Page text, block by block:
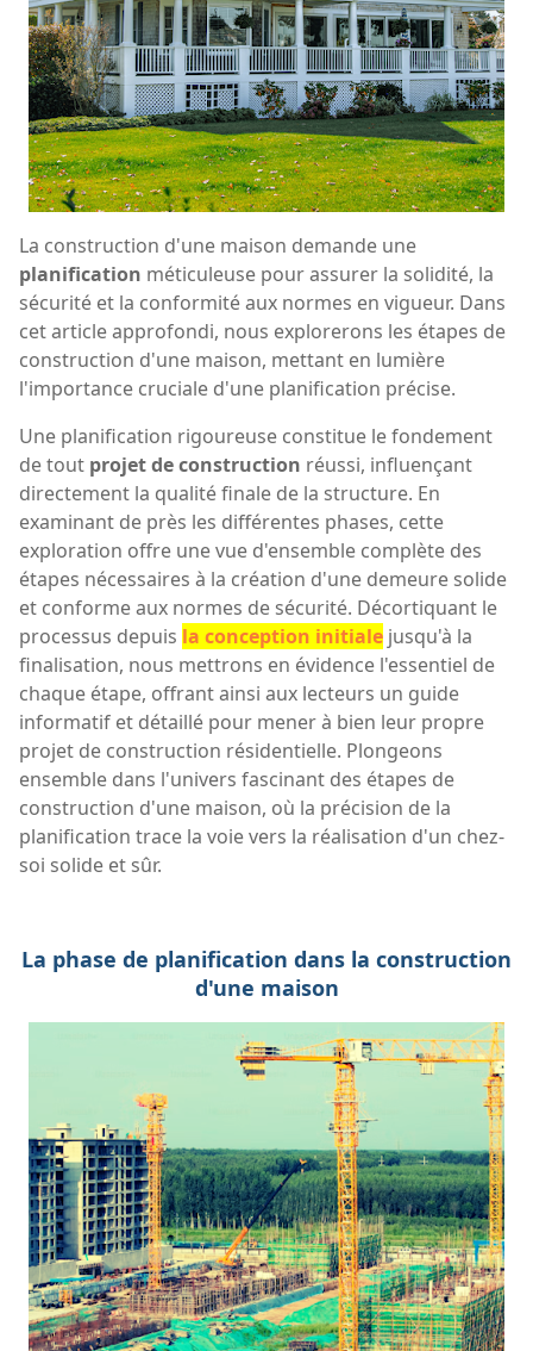
La construction d'une maison demande une
planification méticuleuse pour assurer la solidité, la
sécurité et la conformité aux normes en vigueur. Dans
cet article approfondi, nous explorerons les étapes de
construction d'une maison, mettant en lumière
l'importance cruciale d'une planification précise.
Une planification rigoureuse constitue le fondement
de tout projet de construction réussi, influençant
directement la qualité finale de la structure. En
examinant de près les différentes phases, cette
exploration offre une vue d'ensemble complète des
étapes nécessaires à la création d'une demeure solide
et conforme aux normes de sécurité. Décortiquant le
processus depuis la conception initiale jusqu'à la
finalisation, nous mettrons en évidence l'essentiel de
chaque étape, offrant ainsi aux lecteurs un guide
informatif et détaillé pour mener à bien leur propre
projet de construction résidentielle. Plongeons
ensemble dans l'univers fascinant des étapes de
construction d'une maison, où la précision de la
planification trace la voie vers la réalisation d'un chez-
soi solide et sûr.
La phase de planification dans la construction
d'une maison